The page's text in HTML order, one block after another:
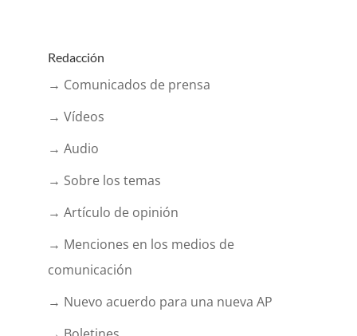
Redacción
→ Comunicados de prensa
→ Vídeos
→ Audio
→ Sobre los temas
→ Artículo de opinión
→ Menciones en los medios de
comunicación
→ Nuevo acuerdo para una nueva AP